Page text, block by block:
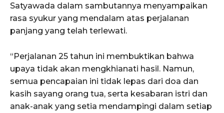
Satyawada dalam sambutannya menyampaikan
rasa syukur yang mendalam atas perjalanan
panjang yang telah terlewati.
“Perjalanan 25 tahun ini membuktikan bahwa
upaya tidak akan mengkhianati hasil. Namun,
semua pencapaian ini tidak lepas dari doa dan
kasih sayang orang tua, serta kesabaran istri dan
anak-anak yang setia mendampingi dalam setiap